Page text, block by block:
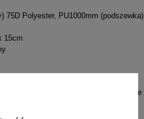
75D Polyester, PU1000mm (podszewka)
15cm
Coversafe V75, aby zapewnić sobie
podróży. To niezawodne
swoje cenne przedmioty i dane